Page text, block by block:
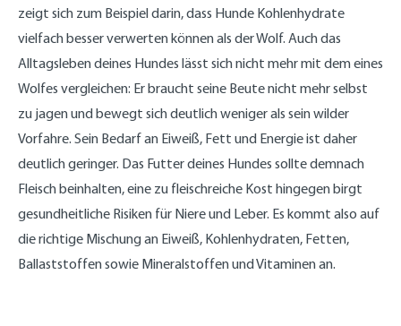
zeigt sich zum Beispiel darin, dass Hunde Kohlenhydrate
vielfach besser verwerten können als der Wolf. Auch das
Alltagsleben deines Hundes lässt sich nicht mehr mit dem eines
Wolfes vergleichen: Er braucht seine Beute nicht mehr selbst
zu jagen und bewegt sich deutlich weniger als sein wilder
Vorfahre. Sein Bedarf an Eiweiß, Fett und Energie ist daher
deutlich geringer. Das Futter deines Hundes sollte demnach
Fleisch beinhalten, eine zu fleischreiche Kost hingegen birgt
gesundheitliche Risiken für Niere und Leber. Es kommt also auf
die richtige Mischung an Eiweiß, Kohlenhydraten, Fetten,
Ballaststoffen sowie Mineralstoffen und Vitaminen an.